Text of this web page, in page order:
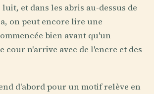
et dans les abris au-dessus de
on peut encore lire une
bien avant qu'un
cour n'arrive avec de l'encre et des
d'abord pour un motif relève en